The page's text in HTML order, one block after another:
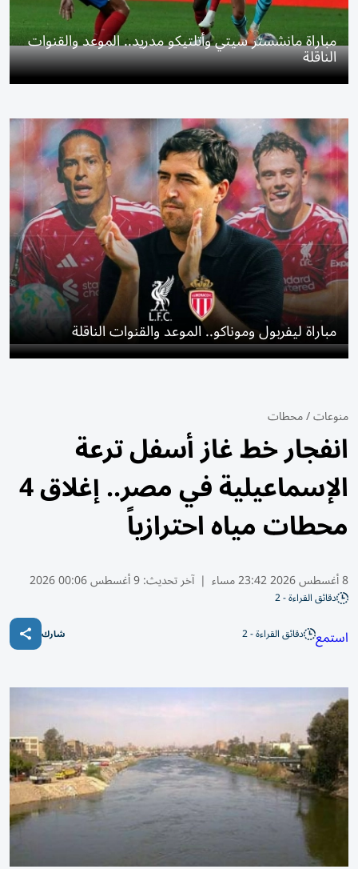
مباراة مانشستر سيتي وأتلتيكو مدريد.. الموعد والقنوات
الناقلة
مباراة ليفربول وموناكو.. الموعد والقنوات الناقلة
منوعات/محطات
انفجار خط غاز أسفل ترعة
الإسماعيلية في مصر.. إغلاق 4
محطات مياه احترازياً
8 أغسطس 2026 23:42 مساء | آخر تحديث:9 أغسطس 00:06 2026
دقائق القراءة - 2
استمع دقائق القراءة - 2 شارك